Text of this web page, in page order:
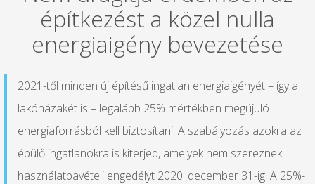
építkezést a közel nulla
energiaigény bevezetése
2021-től minden új építésű ingatlan energiaigényét – ígya
lakóházakét is – legalább 25% mértékben megújuló
energiaforrásból kell biztosítani. A szabályozás azokra az
épülő ingatlanokra is kiterjed, amelyek nem szereznek
használatbavételi engedélyt 2020. december 31-ig. A 25%-